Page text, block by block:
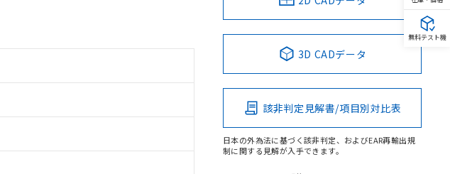
3D CADデータ
該非判定見解書/項目別対比表
日本の外為法に基づく該非判定、およびEAR再輸出規
制に関する見解が入手できます。
無料テスト機